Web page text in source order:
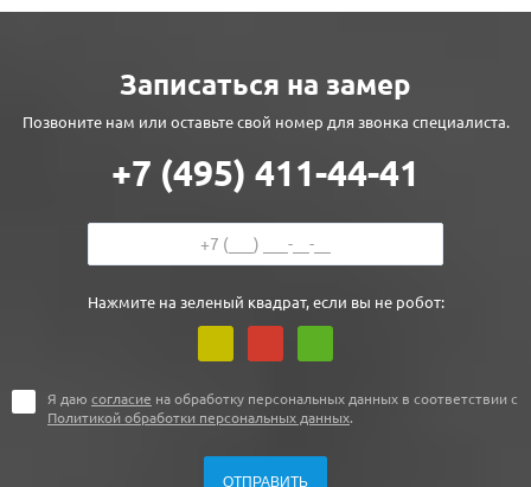
Записаться на замер
Позвоните нам или оставьте свой номер для звонка специалиста.
+7 (495) 411-44-41
Нажмите на зеленый квадрат, если вы не робот:
Я даю согласие на обработку персональных данных в соответствии с
Политикой обработки персональных данных.